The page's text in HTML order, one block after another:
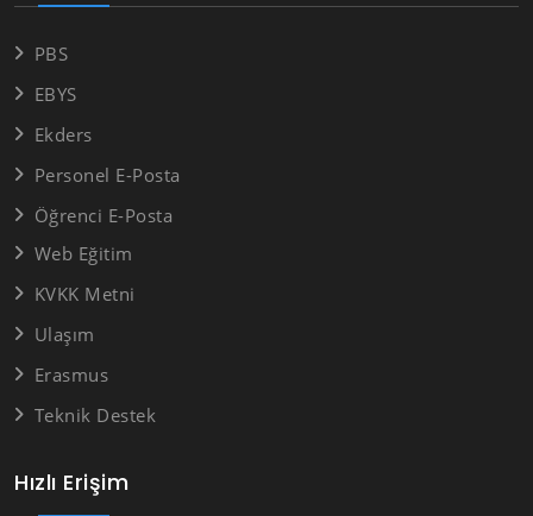
Hızlı Erişim
PBS
EBYS
Ekders
Personel E-Posta
Öğrenci E-Posta
Web Eğitim
KVKK Metni
Ulaşım
Erasmus
Teknik Destek